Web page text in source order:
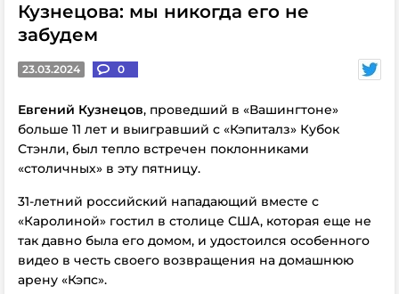
Кузнецова: мы никогда его не
забудем
23.03.2024 0
Евгений Кузнецов, проведший в «Вашингтоне»
больше 11 лет и выигравший с «Кэпиталз» Кубок
Стэнли, был тепло встречен поклонниками
«столичных» в эту пятницу.
31-летний российский нападающий вместе с
«Каролиной» гостил в столице США, которая еще не
так давно была его домом, и удостоился особенного
видео в честь своего возвращения на домашнюю
арену «Кэпс».